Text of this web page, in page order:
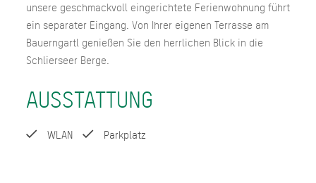
unsere geschmackvoll eingerichtete Ferienwohnung führt
ein separater Eingang. Von Ihrer eigenen Terrasse am
Bauerngartl genießen Sie den herrlichen Blick in die
Schlierseer Berge.
AUSSTATTUNG
WLAN Parkplatz